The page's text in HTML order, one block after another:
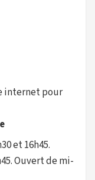
internet pour
et 16h45.
Ouvert de mi-